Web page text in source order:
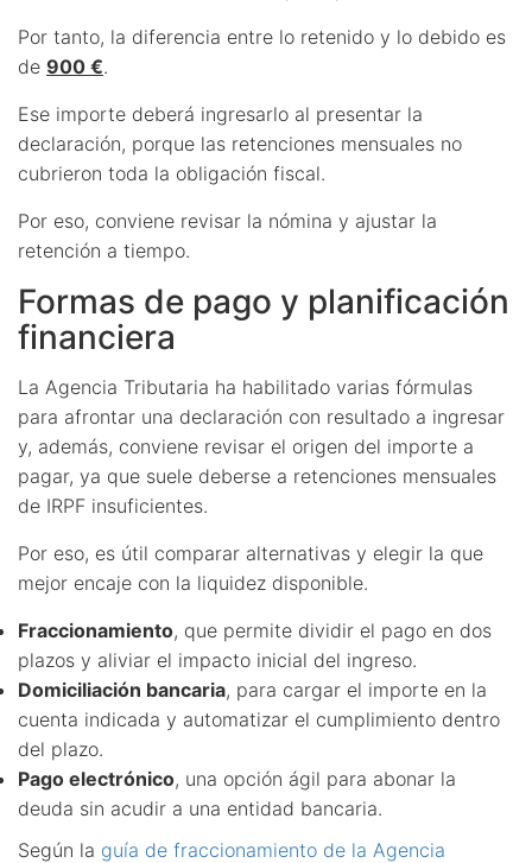
Por tanto, la diferencia entre lo retenido y lo debido es
de 900 €.
Ese importe deberá ingresarlo al presentar la
declaración, porque las retenciones mensuales no
cubrieron toda la obligación fiscal.
Por eso, conviene revisar la nómina y ajustar la
retención a tiempo.
Formas de pago y planificación
financiera
La Agencia Tributaria ha habilitado varias fórmulas
para afrontar una declaración con resultado a ingresar
y, además, conviene revisar el origen del importe a
pagar, ya que suele deberse a retenciones mensuales
de IRPF insuficientes.
Por eso, es útil comparar alternativas y elegir la que
mejor encaje con la liquidez disponible.
Fraccionamiento, que permite dividir el pago en dos
plazos y aliviar el impacto inicial del ingreso.
Domiciliación bancaria, para cargar el importe en la
cuenta indicada y automatizar el cumplimiento dentro
del plazo.
Pago electrónico, una opción ágil para abonar la
deuda sin acudir a una entidad bancaria.
Según la guía de fraccionamiento de la Agencia